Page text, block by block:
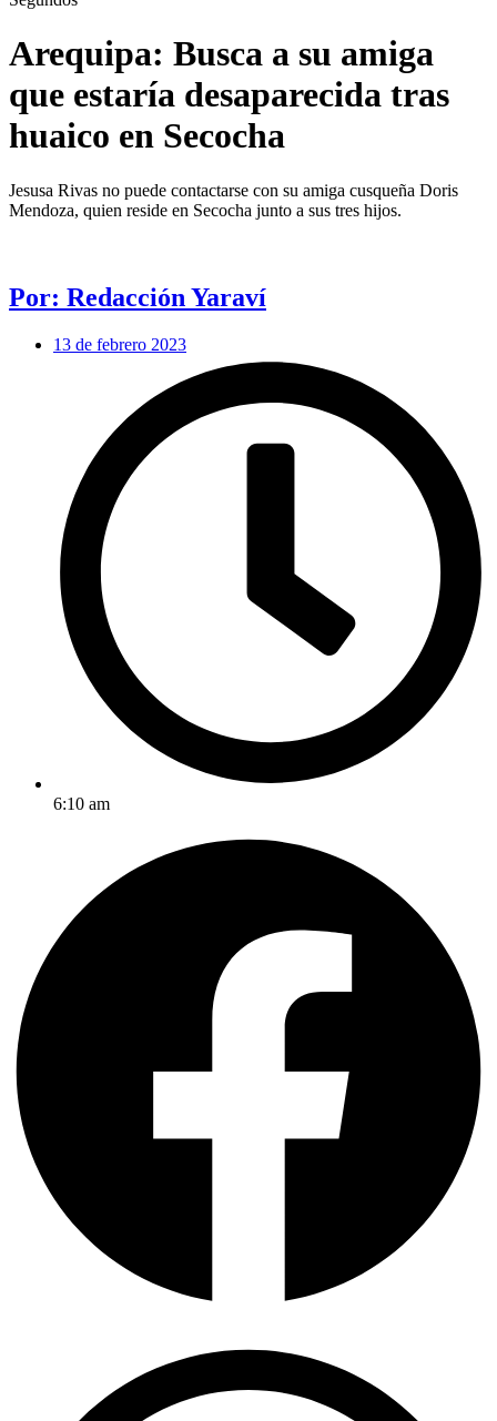
Arequipa: Busca a su amiga
que estaría desaparecida tras
huaico en Secocha
Jesusa Rivas no puede contactarse con su amiga cusqueña Doris
Mendoza, quien reside en Secocha junto a sus tres hijos.
Por: Redacción Yaraví
13 de febrero 2023
6:10 am